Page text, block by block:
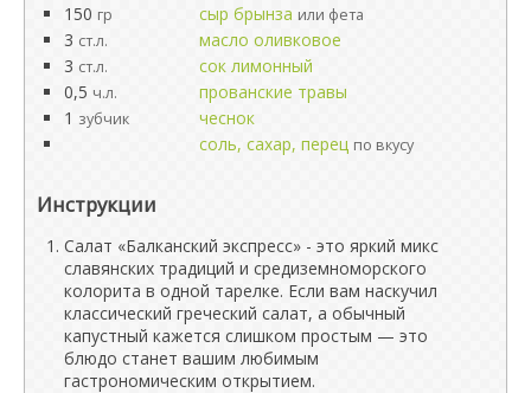
150 гр сыр брынза или фета
3 ст.л.
масло оливковое
3 ст.л.
сок лимонный
0,5 ч.л.
прованские травы
1 зубчик
чеснок
соль, сахар, перец по вкусу
Инструкции
Салат «Балканский экспресс» - это яркий микс
славянских традиций и средиземноморского
колорита в одной тарелке. Если вам наскучил
классический греческий салат, а обычный
капустный кажется слишком простым — это
блюдо станет вашим любимым
гастрономическим открытием.